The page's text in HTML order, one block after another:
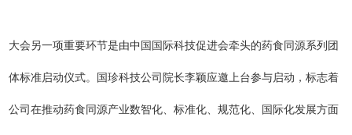
大会另一项重要环节是由中国国际科技促进会牵头的药食同源系列团
体标准启动仪式。国珍科技公司院长李颖应邀上台参与启动，标志着
公司在推动药食同源产业数智化、标准化、规范化、国际化发展方面